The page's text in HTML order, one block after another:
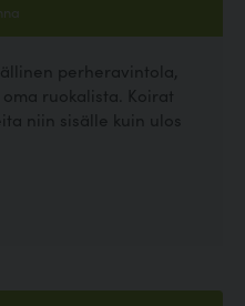
perheravintola,
ruokalista. Koirat
niin sisälle kuin ulos